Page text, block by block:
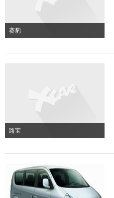
赛豹
路宝